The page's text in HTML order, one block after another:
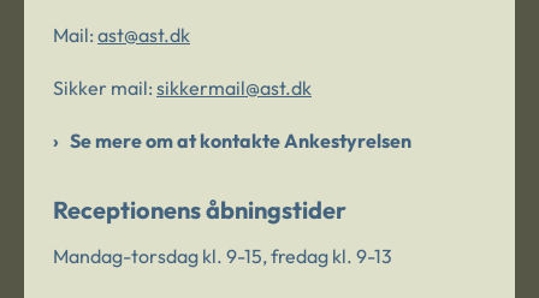
Mail: ast@ast.dk
Sikker mail: sikkermail@ast.dk
Se mere om at kontakte Ankestyrelsen
Receptionens åbningstider
Mandag-torsdag kl. 9-15, fredag kl. 9-13